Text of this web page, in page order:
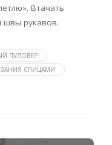
Втачать
швы рукавов.
ПУЛОВЕР
СПИЦАМИ